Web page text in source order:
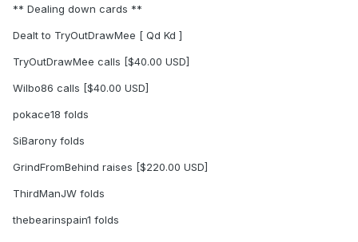
** Dealing down cards **
Dealt to TryOutDrawMee [ Qd Kd ]
TryOutDrawMee calls [$40.00 USD]
Wilbo86 calls [$40.00 USD]
pokace18 folds
SiBarony folds
GrindFromBehind raises [$220.00 USD]
ThirdManJW folds
thebearinspain1 folds